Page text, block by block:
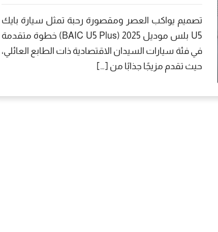
تصميم يواكب العصر ومقصورة رحبة ​تمثل سيارة بايك
U5 بلس موديل 2025 (BAIC U5 Plus) خطوة متقدمة
في فئة سيارات السيدان الاقتصادية ذات الطابع العائلي،
حيث تقدم مزيجًا جذابًا من […]